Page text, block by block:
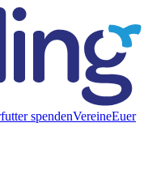
spendenVereineEuer